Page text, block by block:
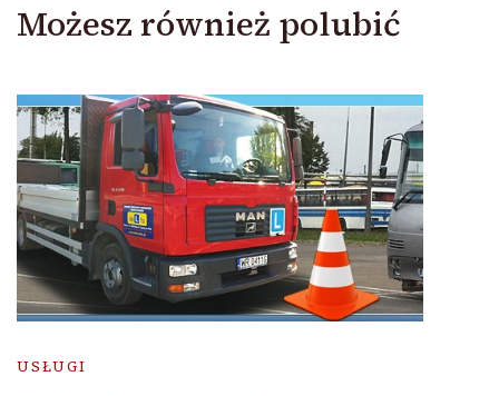
Możesz również polubić
USŁUGI